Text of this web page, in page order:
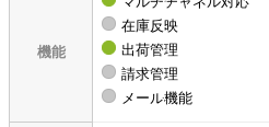
機能
在庫反映
出荷管理
請求管理
メール機能